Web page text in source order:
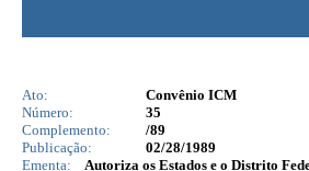
Ato:
Convênio ICM
Número:
35
Complemento:
/89
Publicação:
02/28/1989
Ementa:
Autoriza os Estados e o Distrito